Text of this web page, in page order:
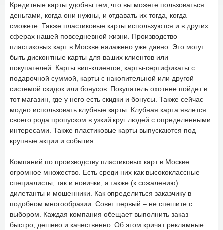
Кредитные карты удобны тем, что вы можете пользоваться
деньгами, когда они нужны, и отдавать их тогда, когда
сможете. Также пластиковые карты используются и в других
сферах нашей повседневной жизни. Производство
пластиковых карт в Москве налажено уже давно. Это могут
быть дисконтные карты для ваших клиентов или
покупателей. Карты вип-клиентов, карты-сертификаты с
подарочной суммой, карты с накопительной или другой
системой скидок или бонусов. Покупатель охотнее пойдет в
тот магазин, где у него есть скидки и бонусы. Также сейчас
модно использовать клубные карты. Клубная карта явлется
своего рода пропуском в узкий круг людей с определенными
интересами. Также пластиковые карты выпускаются под
крупные акции и события.
Компаний по производству пластиковых карт в Москве
огромное множество. Есть среди них как высококлассные
специалисты, так и новички, а также (к сожалению)
дилетанты и мошенники. Как определиться заказчику в
подобном многообразии. Совет первый – не спешите с
выбором. Каждая компания обещает выполнить заказ
быстро, дешево и качественно. Об этом кричат рекламные